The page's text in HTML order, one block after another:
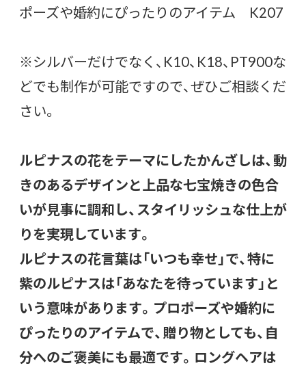
ポーズや婚約にぴったりのアイテム K207
※シルバーだけでなく、K10、K18、PT900な
どでも制作が可能ですので、ぜひご相談くだ
さい。
ルピナスの花をテーマにしたかんざしは、動
きのあるデザインと上品な七宝焼きの色合
いが見事に調和し、スタイリッシュな仕上が
りを実現しています。
ルピナスの花言葉は「いつも幸せ」で、特に
紫のルピナスは「あなたを待っています」と
いう意味があります。プロポーズや婚約に
ぴったりのアイテムで、贈り物としても、自
分へのご褒美にも最適です。ロングヘアは